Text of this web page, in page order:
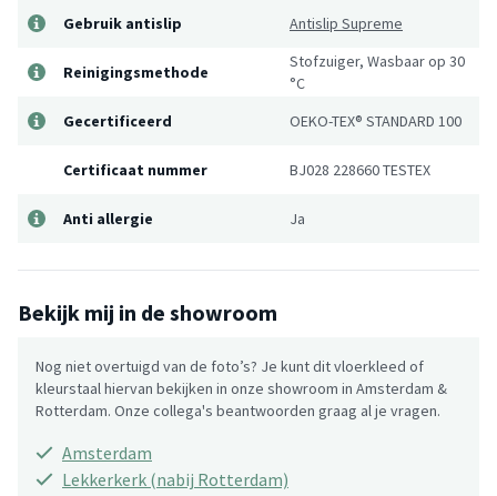
Gebruik antislip Antislip Supreme
Reinigingsmethode
Stofzuiger, Wasbaar op 30
°C
Gecertificeerd
OEKO-TEX® STANDARD 100
Certificaat nummer BJ028 228660 TESTEX
Anti allergie Ja
Bekijk mij in de showroom
Nog niet overtuigd van de foto’s? Je kunt dit vloerkleed of
kleurstaal hiervan bekijken in onze showroom in Amsterdam &
Rotterdam. Onze collega's beantwoorden graag al je vragen.
Amsterdam
Lekkerkerk (nabij Rotterdam)